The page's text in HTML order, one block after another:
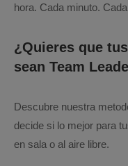
hora. Cada minuto.
¿Quieres que
sean Team
Descubre nuestra
decide si lo mejor para
en sala o al aire libre.